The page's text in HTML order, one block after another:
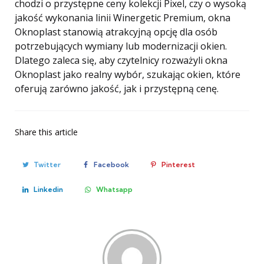
chodzi o przystępne ceny kolekcji Pixel, czy o wysoką
jakość wykonania linii Winergetic Premium, okna
Oknoplast stanowią atrakcyjną opcję dla osób
potrzebujących wymiany lub modernizacji okien.
Dlatego zaleca się, aby czytelnicy rozważyli okna
Oknoplast jako realny wybór, szukając okien, które
oferują zarówno jakość, jak i przystępną cenę.
Share this article
Twitter Facebook Pinterest
Linkedin Whatsapp